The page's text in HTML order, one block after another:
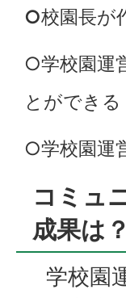
○校園長が
○学校園運
とができる
○学校園運
コミュ
成果は？
学校園